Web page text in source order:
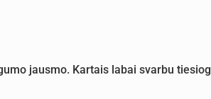
jausmo. Kartais labai svarbu tiesiog